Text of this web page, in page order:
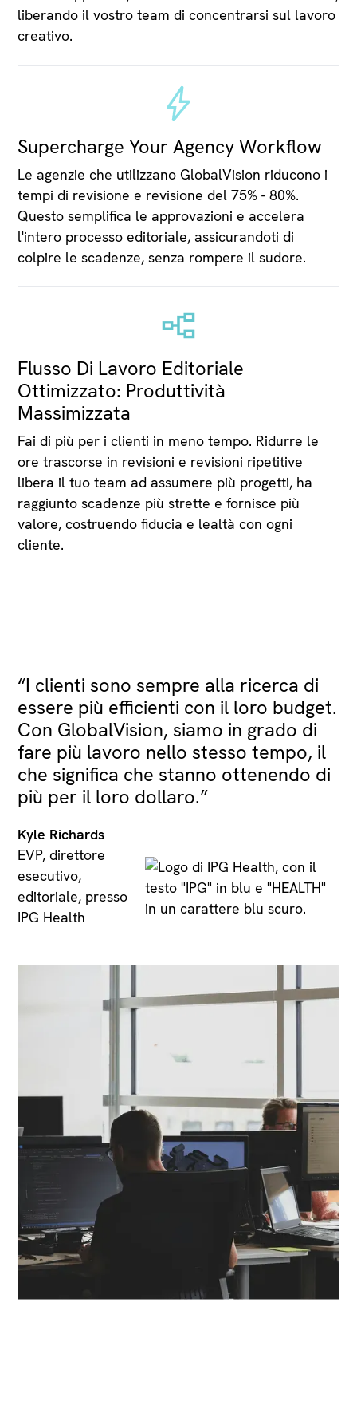
liberando il vostro team di concentrarsi sul lavoro
creativo.
Supercharge Your Agency Workflow
Le agenzie che utilizzano GlobalVision riducono i
tempi di revisione e revisione del 75% - 80%.
Questo semplifica le approvazioni e accelera
l'intero processo editoriale, assicurandoti di
colpire le scadenze, senza rompere il sudore.
Flusso Di Lavoro Editoriale
Ottimizzato: Produttività
Massimizzata
Fai di più per i clienti in meno tempo. Ridurre le
ore trascorse in revisioni e revisioni ripetitive
libera il tuo team ad assumere più progetti, ha
raggiunto scadenze più strette e fornisce più
valore, costruendo fiducia e lealtà con ogni
cliente.
“I clienti sono sempre alla ricerca di
essere più efficienti con il loro budget.
Con GlobalVision, siamo in grado di
fare più lavoro nello stesso tempo, il
che significa che stanno ottenendo di
più per il loro dollaro.”
Kyle Richards
EVP, direttore
esecutivo,
editoriale, presso
IPG Health